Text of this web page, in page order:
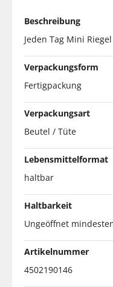
Beschreibung
Jeden Tag Mini
Verpackungsform
Fertigpackung
Verpackungsart
Beutel / Tüte
Lebensmittelformat
haltbar
Haltbarkeit
Ungeöffnet
Artikelnummer
4502190146